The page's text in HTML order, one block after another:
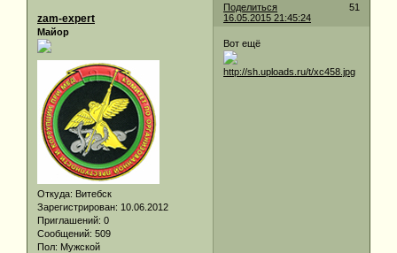
Поделиться
51
16.05.2015 21:45:24
zam-expert
Майор
Откуда: Витебск
Зарегистрирован: 10.06.2012
Приглашений: 0
Сообщений: 509
Пол: Мужской
Вот ещё